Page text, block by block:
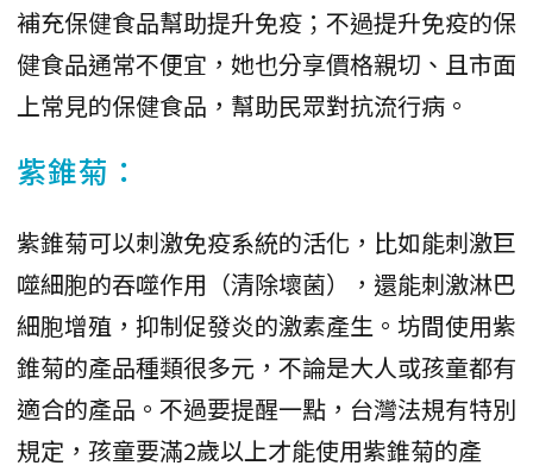
補充保健食品幫助提升免疫；不過提升免疫的保
健食品通常不便宜，她也分享價格親切、且市面
上常見的保健食品，幫助民眾對抗流行病。
紫錐菊：
紫錐菊可以刺激免疫系統的活化，比如能刺激巨
噬細胞的吞噬作用（清除壞菌），還能刺激淋巴
細胞增殖，抑制促發炎的激素產生。坊間使用紫
錐菊的產品種類很多元，不論是大人或孩童都有
適合的產品。不過要提醒一點，台灣法規有特別
規定，孩童要滿2歲以上才能使用紫錐菊的產